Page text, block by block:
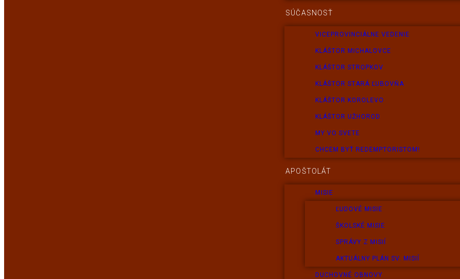
SÚČASNOSŤ
VICEPROVINCIÁLNE VEDENIE
KLÁŠTOR MICHALOVCE
KLÁŠTOR STROPKOV
KLÁŠTOR STARÁ ĽUBOVŇA
KLÁŠTOR KOROLEVO
KLÁŠTOR UŽHOROD
MY VO SVETE
CHCEM BYŤ REDEMPTORISTOM!
APOŠTOLÁT
MISIE
ĽUDOVÉ MISIE
ŠKOLSKÉ MISIE
SPRÁVY Z MISIÍ
AKTUÁLNY PLÁN SV. MISIÍ
DUCHOVNÉ OBNOVY